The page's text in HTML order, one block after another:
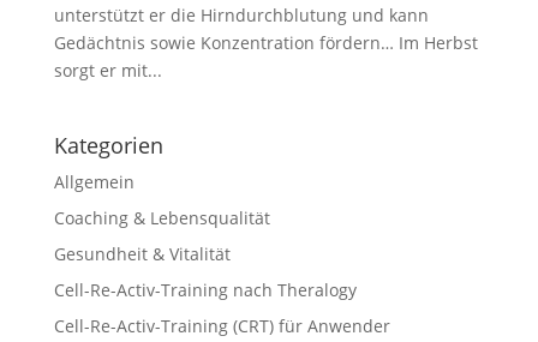
unterstützt er die Hirndurchblutung und kann
Gedächtnis sowie Konzentration fördern… Im Herbst
sorgt er mit...
Kategorien
Allgemein
Coaching & Lebensqualität
Gesundheit & Vitalität
Cell-Re-Activ-Training nach Theralogy
Cell-Re-Activ-Training (CRT) für Anwender